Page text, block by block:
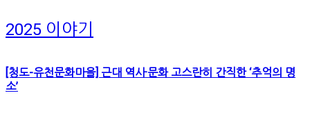
2025 이야기
[청도-유천문화마을] 근대 역사·문화 고스란히 간직한 ‘추억의 명
소’